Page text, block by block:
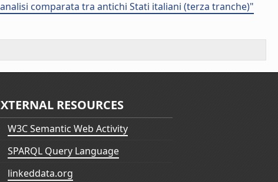
comparata tra antichi Stati italiani (terza tranche)"
RESOURCES
W3C Semantic Web Activity
SPARQL Query Language
linkeddata.org